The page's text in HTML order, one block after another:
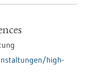
high-